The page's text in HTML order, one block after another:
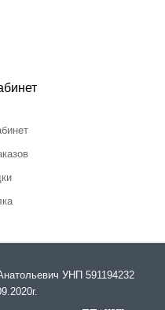
УНП 591194232